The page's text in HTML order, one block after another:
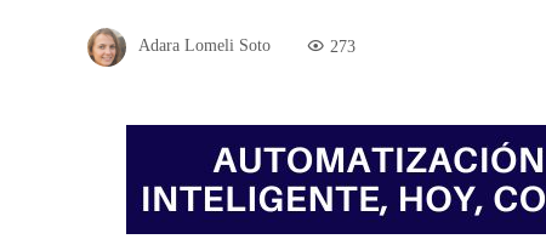
Adara Lomeli Soto 273